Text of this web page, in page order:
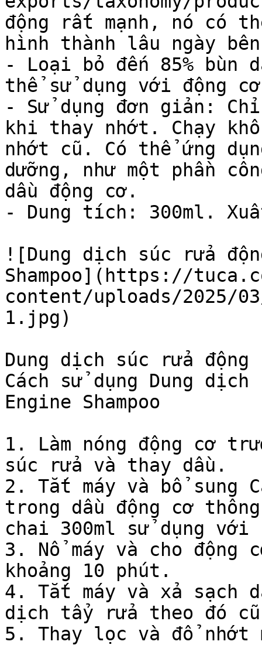
động rất mạnh, nó có
hình thành lâu ngày
- Loại bỏ đến 85% bùn
thể sử dụng với động
- Sử dụng đơn giản:
khi thay nhớt. Chạy
nhớt cũ. Có thể ứng
dưỡng, như một phần
dầu động cơ.
- Dung tích: 300ml.
![Dung dịch súc rửa
Shampoo](https://
content/uploads/2025/
1.jpg)
Dung dịch súc rửa động
Cách sử dụng Dung
Engine Shampoo
1. Làm nóng động cơ
súc rửa và thay dầu.
2. Tắt máy và bổ sung
trong dầu động cơ
chai 300ml sử dụng
3. Nổ máy và cho động
khoảng 10 phút.
4. Tắt máy và xả sạch
dịch tẩy rửa theo đó
5. Thay lọc và đổ nhớt